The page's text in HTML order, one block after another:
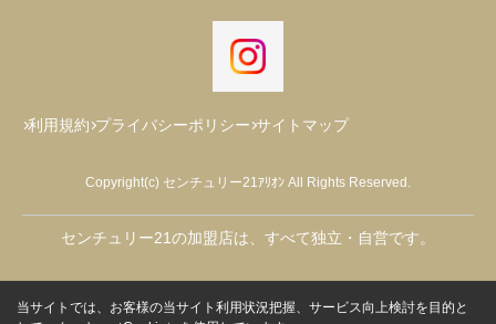
利用規約 プライバシーポリシー サイトマップ
Copyright(c) センチュリー21ｱﾘｵﾝ All Rights Reserved.
センチュリー21の加盟店は、すべて独立・自営です。
当サイトでは、お客様の当サイト利用状況把握、サービス向上検討を目的と